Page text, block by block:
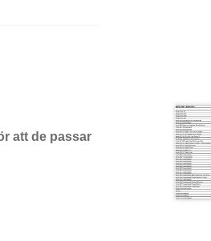
att de passar